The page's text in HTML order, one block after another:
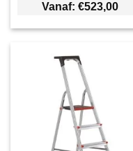
Vanaf: €523,00